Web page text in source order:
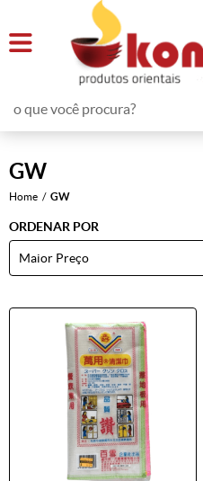
GW
Home GW
ORDENAR POR
Maior Preço